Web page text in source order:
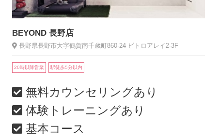
BEYOND 長野店
長野県長野市大字鶴賀南千歳町860-24 ビトロアレイ2-3F
20時以降営業 駅徒歩5分以内
無料カウンセリングあり
体験トレーニングあり
基本コース